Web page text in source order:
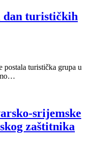
turističkih
postala turistička grupa u
srijemske
zaštitnika